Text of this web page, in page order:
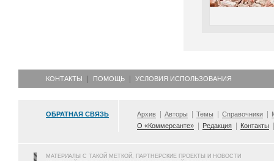
КОНТАКТЫ ПОМОЩЬ УСЛОВИЯ ИСПОЛЬЗОВАНИЯ
ОБРАТНАЯ СВЯЗЬ Архив Авторы Темы Справочники
О «Коммерсанте»
Редакция Контакты
МАТЕРИАЛЫ С ТАКОЙ МЕТКОЙ, ПАРТНЕРСКИЕ ПРОЕКТЫ И НОВОСТИ